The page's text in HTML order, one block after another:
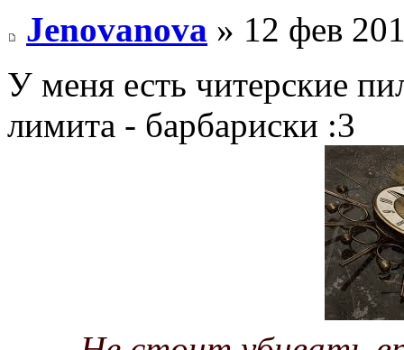
Jenovanova » 12 фев
У меня есть читерские
лимита - барбариски :3